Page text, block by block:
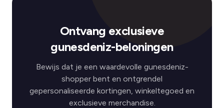
Ontvang exclusieve
gunesdeniz-beloningen
Bewijs dat je een waardevolle gunesdeniz-
shopper bent en ontgrendel
gepersonaliseerde kortingen, winkeltegoed en
exclusieve merchandise.